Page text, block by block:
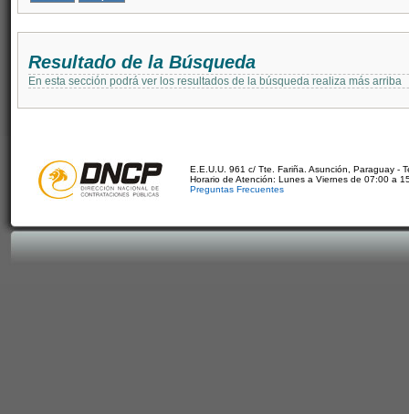
Resultado de la Búsqueda
En esta sección podrá ver los resultados de la búsqueda realiza más arriba
E.E.U.U. 961 c/ Tte. Fariña. Asunción, Paraguay -
Horario de Atención: Lunes a Viernes de 07:00 a
Preguntas Frecuentes